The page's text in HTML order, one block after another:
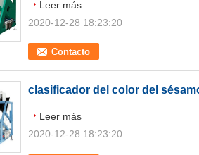
Contacto
Leer más
2020-12-28 18:23:20
clasificador del color del
Leer más
2020-12-28 18:23:20